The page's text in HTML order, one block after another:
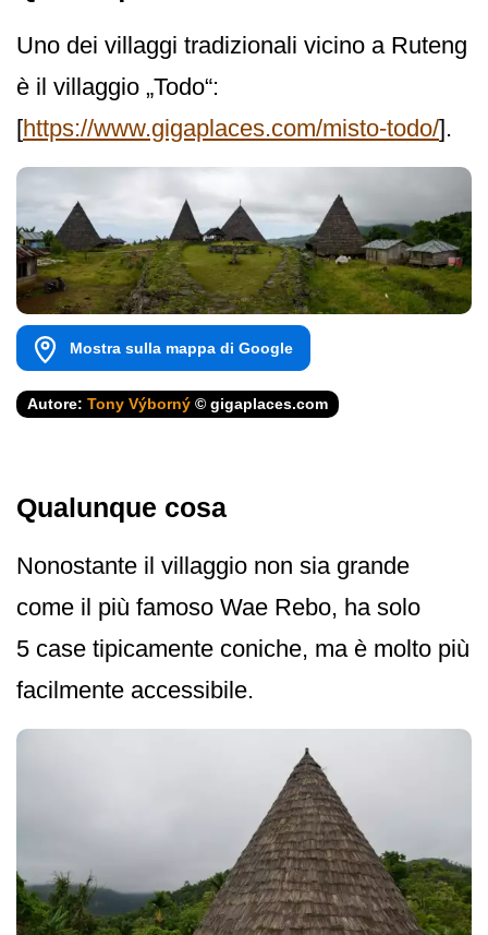
Uno dei villaggi tradizionali vicino a Ruteng
è il villaggio „Todo“:
[https://www.gigaplaces.com/misto-todo/].
Mostra sulla mappa di Google
Autore: Tony Výborný © gigaplaces.com
Qualunque cosa
Nonostante il villaggio non sia grande
come il più famoso Wae Rebo, ha solo
5 case tipicamente coniche, ma è molto più
facilmente accessibile.